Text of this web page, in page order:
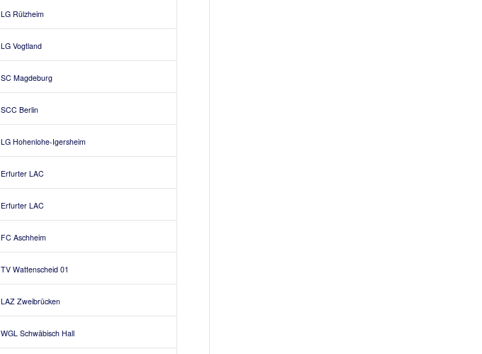
LG Rülzheim
LG Vogtland
SC Magdeburg
SCC Berlin
LG Hohenlohe-Igersheim
Erfurter LAC
Erfurter LAC
FC Aschheim
TV Wattenscheid 01
LAZ Zweibrücken
WGL Schwäbisch Hall